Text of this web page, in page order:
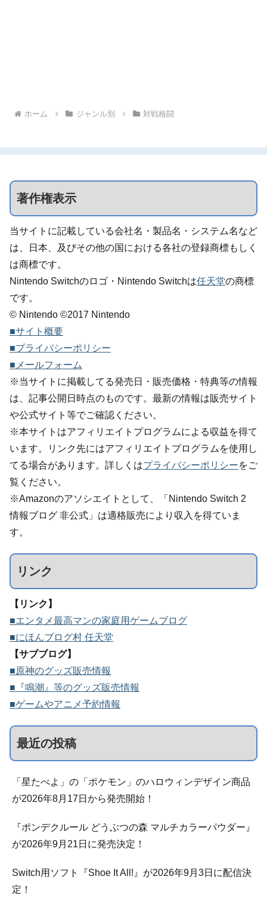
ホーム ジャンル別 対戦格闘
著作権表示
当サイトに記載している会社名・製品名・システム名など
は、日本、及びその他の国における各社の登録商標もしく
は商標です。
Nintendo Switchのロゴ・Nintendo Switchは任天堂の商標
です。
© Nintendo ©2017 Nintendo
■サイト概要
■プライバシーポリシー
■メールフォーム
※当サイトに掲載してる発売日・販売価格・特典等の情報
は、記事公開日時点のものです。最新の情報は販売サイト
や公式サイト等でご確認ください。
※本サイトはアフィリエイトプログラムによる収益を得て
います。リンク先にはアフィリエイトプログラムを使用し
てる場合があります。詳しくはプライバシーポリシーをご
覧ください。
※Amazonのアソシエイトとして、「Nintendo Switch 2
情報ブログ 非公式」は適格販売により収入を得ていま
す。
リンク
【リンク】
■エンタメ最高マンの家庭用ゲームブログ
■にほんブログ村 任天堂
【サブブログ】
■原神のグッズ販売情報
■『鳴潮』等のグッズ販売情報
■ゲームやアニメ予約情報
最近の投稿
「星たべよ」の「ポケモン」のハロウィンデザイン商品
が2026年8月17日から発売開始！
『ポンデクルール どうぶつの森 マルチカラーパウダー』
が2026年9月21日に発売決定！
Switch用ソフト『Shoe It All!』が2026年9月3日に配信決
定！